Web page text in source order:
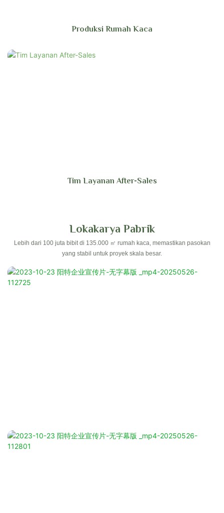
Produksi Rumah Kaca
Tim Layanan After-Sales
Lokakarya Pabrik
Lebih dari 100 juta bibit di 135.000 ㎡ rumah kaca, memastikan pasokan
yang stabil untuk proyek skala besar.